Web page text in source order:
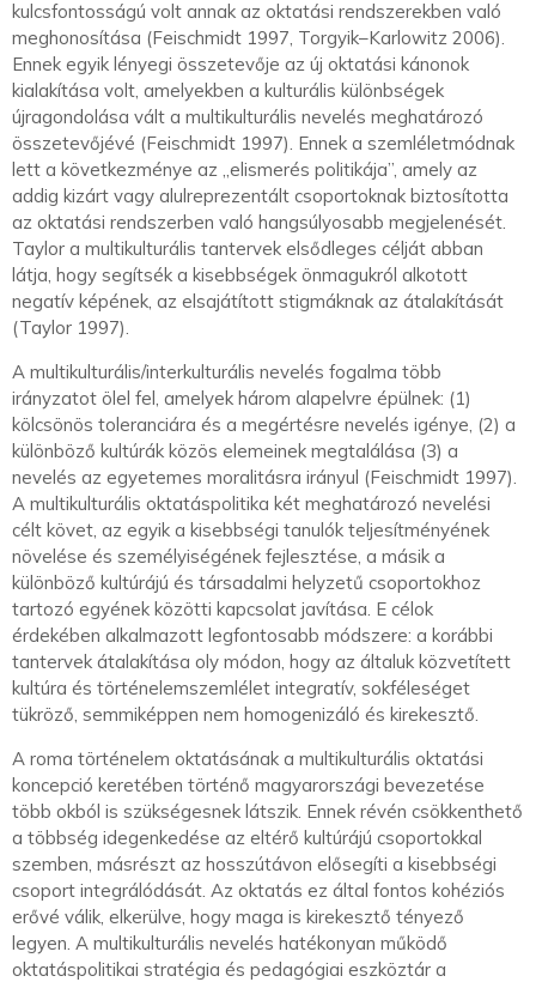
kulcsfontosságú volt annak az oktatási rendszerekben való
meghonosítása (Feischmidt 1997, Torgyik–Karlowitz 2006).
Ennek egyik lényegi összetevője az új oktatási kánonok
kialakítása volt, amelyekben a kulturális különbségek
újragondolása vált a multikulturális nevelés meghatározó
összetevőjévé (Feischmidt 1997). Ennek a szemléletmódnak
lett a következménye az „elismerés politikája”, amely az
addig kizárt vagy alulreprezentált csoportoknak biztosította
az oktatási rendszerben való hangsúlyosabb megjelenését.
Taylor a multikulturális tantervek elsődleges célját abban
látja, hogy segítsék a kisebbségek önmagukról alkotott
negatív képének, az elsajátított stigmáknak az átalakítását
(Taylor 1997).
A multikulturális/interkulturális nevelés fogalma több
irányzatot ölel fel, amelyek három alapelvre épülnek: (1)
kölcsönös toleranciára és a megértésre nevelés igénye, (2) a
különböző kultúrák közös elemeinek megtalálása (3) a
nevelés az egyetemes moralitásra irányul (Feischmidt 1997).
A multikulturális oktatáspolitika két meghatározó nevelési
célt követ, az egyik a kisebbségi tanulók teljesítményének
növelése és személyiségének fejlesztése, a másik a
különböző kultúrájú és társadalmi helyzetű csoportokhoz
tartozó egyének közötti kapcsolat javítása. E célok
érdekében alkalmazott legfontosabb módszere: a korábbi
tantervek átalakítása oly módon, hogy az általuk közvetített
kultúra és történelemszemlélet integratív, sokféleséget
tükröző, semmiképpen nem homogenizáló és kirekesztő.
A roma történelem oktatásának a multikulturális oktatási
koncepció keretében történő magyarországi bevezetése
több okból is szükségesnek látszik. Ennek révén csökkenthető
a többség idegenkedése az eltérő kultúrájú csoportokkal
szemben, másrészt az hosszútávon elősegíti a kisebbségi
csoport integrálódását. Az oktatás ez által fontos kohéziós
erővé válik, elkerülve, hogy maga is kirekesztő tényező
legyen. A multikulturális nevelés hatékonyan működő
oktatáspolitikai stratégia és pedagógiai eszköztár a